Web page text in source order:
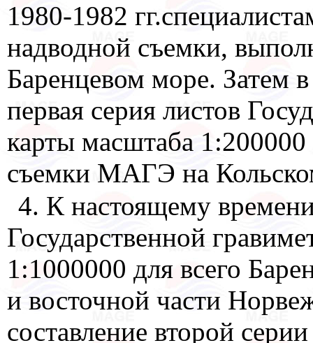
1980-1982
надводной съемки,
Баренцевом море. Затем
первая серия листов
карты масштаба
съемки МАГЭ на
4. К настоящему
Государственной
1:1000000 для всего
и восточной части
составление второй